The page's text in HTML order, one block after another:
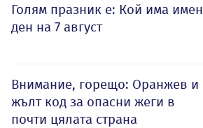
Голям празник е: Кой има имен
ден на 7 август
Внимание, горещо: Оранжев и
жълт код за опасни жеги в
почти цялата страна